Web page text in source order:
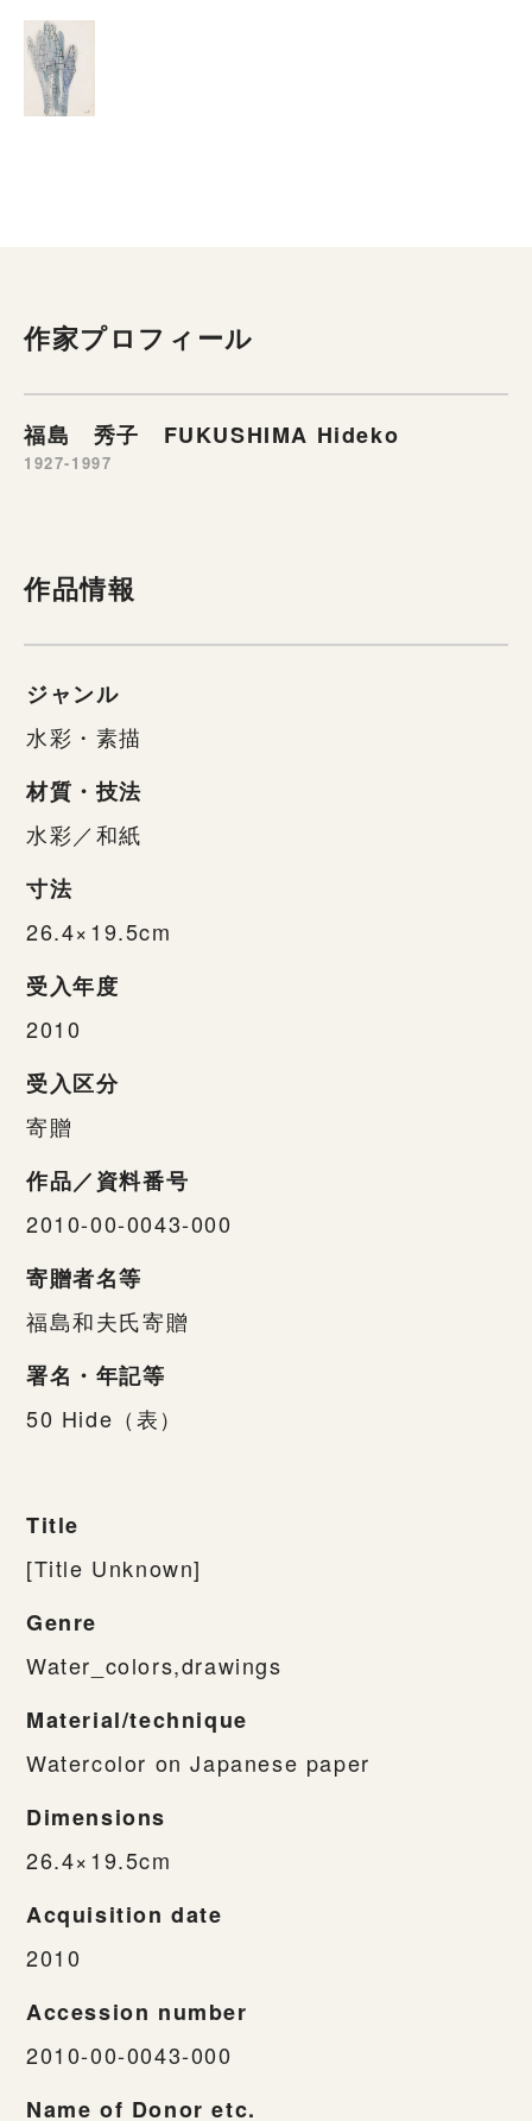
作家プロフィール
福島 秀子 FUKUSHIMA Hideko
1927-1997
作品情報
ジャンル
水彩・素描
材質・技法
水彩／和紙
寸法
26.4×19.5cm
受入年度
2010
受入区分
寄贈
作品／資料番号
2010-00-0043-000
寄贈者名等
福島和夫氏寄贈
署名・年記等
50 Hide（表）
Title
[Title Unknown]
Genre
Water_colors,drawings
Material/technique
Watercolor on Japanese paper
Dimensions
26.4×19.5cm
Acquisition date
2010
Accession number
2010-00-0043-000
Name of Donor etc.